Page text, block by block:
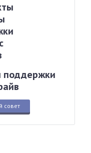
поддержки
совет